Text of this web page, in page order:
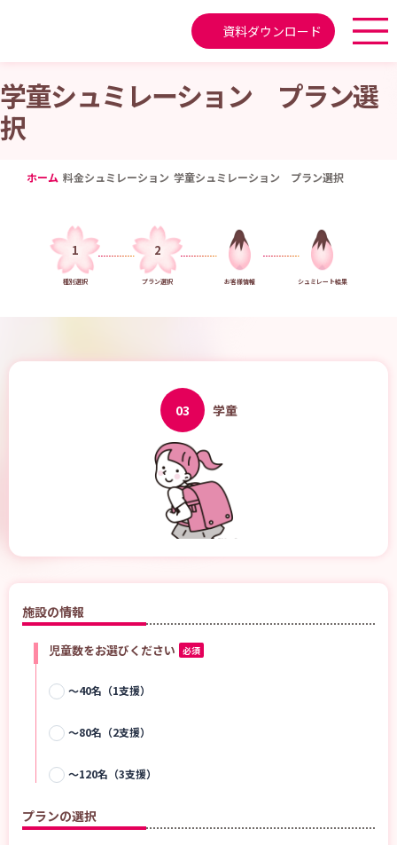
資料ダウンロード
学童シュミレーション プラン選
択
ホーム 料金シュミレーション 学童シュミレーション プラン選択
1
種別選択
2
プラン選択 お客様情報 シュミレート結果
03 学童
施設の情報
児童数をお選びください 必須
～40名（1支援）
～80名（2支援）
～120名（3支援）
プランの選択